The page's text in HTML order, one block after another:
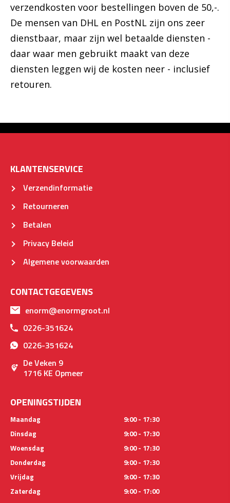
verzendkosten voor bestellingen boven de 50,-.
De mensen van DHL en PostNL zijn ons zeer
dienstbaar, maar zijn wel betaalde diensten -
daar waar men gebruikt maakt van deze
diensten leggen wij de kosten neer - inclusief
retouren.
KLANTENSERVICE
Verzendinformatie
Retourneren
Betalen
Privacy Beleid
Algemene voorwaarden
CONTACTGEGEVENS
enorm@enormgroot.nl
0226-351624
0226-351624
De Veken 9
1716 KE Opmeer
OPENINGSTIJDEN
Maandag
9:00 - 17:30
Dinsdag
9:00 - 17:30
Woensdag
9:00 - 17:30
Donderdag
9:00 - 17:30
Vrijdag
9:00 - 17:30
Zaterdag
9:00 - 17:00